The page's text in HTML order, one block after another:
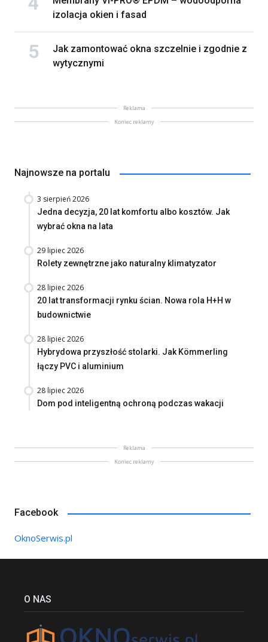
izolacja okien i fasad
Jak zamontować okna szczelnie i zgodnie z
wytycznymi
Reklama
Koniec reklamy
Najnowsze na portalu
3 sierpień 2026
Jedna decyzja, 20 lat komfortu albo kosztów. Jak
wybrać okna na lata
29 lipiec 2026
Rolety zewnętrzne jako naturalny klimatyzator
28 lipiec 2026
20 lat transformacji rynku ścian. Nowa rola H+H w
budownictwie
28 lipiec 2026
Hybrydowa przyszłość stolarki. Jak Kömmerling
łączy PVC i aluminium
28 lipiec 2026
Dom pod inteligentną ochroną podczas wakacji
Reklama
Koniec reklamy
Facebook
OknoSerwis.pl
O NAS